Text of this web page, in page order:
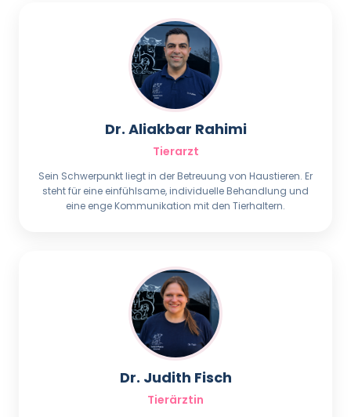
Dr. Aliakbar Rahimi
Tierarzt
Sein Schwerpunkt liegt in der Betreuung von Haustieren. Er
steht für eine einfühlsame, individuelle Behandlung und
eine enge Kommunikation mit den Tierhaltern.
Dr. Judith Fisch
Tierärztin